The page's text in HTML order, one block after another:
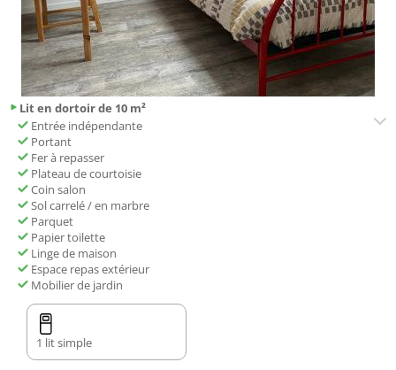
Lit en dortoir de 10 m²
Entrée indépendante
Portant
Fer à repasser
Plateau de courtoisie
Coin salon
Sol carrelé / en marbre
Parquet
Papier toilette
Linge de maison
Espace repas extérieur
Mobilier de jardin
1 lit simple